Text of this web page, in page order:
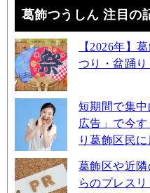
葛飾つうしん 注目の
【2026年】
つり・盆踊
短期間で集中
広告」で今
り葛飾区民
葛飾区や近
らのプレス